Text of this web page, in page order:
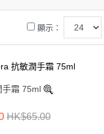
顯示：
手霜 75ml
HK$65.00